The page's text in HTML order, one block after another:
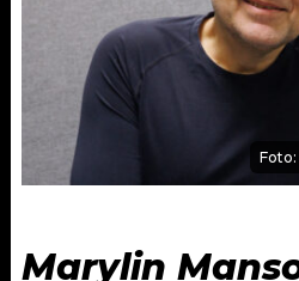
Foto:
Marylin